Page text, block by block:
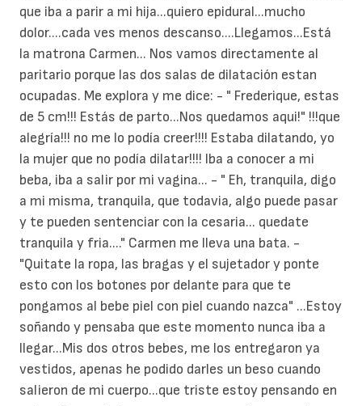
que iba a parir a mi hija...quiero epidural...mucho
dolor....cada ves menos descanso....Llegamos...Está
la matrona Carmen... Nos vamos directamente al
paritario porque las dos salas de dilatación estan
ocupadas. Me explora y me dice: - " Frederique, estas
de 5 cm!!! Estás de parto...Nos quedamos aqui!" !!!que
alegría!!! no me lo podía creer!!!! Estaba dilatando, yo
la mujer que no podía dilatar!!!! Iba a conocer a mi
beba, iba a salir por mi vagina... - " Eh, tranquila, digo
a mi misma, tranquila, que todavia, algo puede pasar
y te pueden sentenciar con la cesaria... quedate
tranquila y fria...." Carmen me lleva una bata. -
"Quitate la ropa, las bragas y el sujetador y ponte
esto con los botones por delante para que te
pongamos al bebe piel con piel cuando nazca" ...Estoy
soñando y pensaba que este momento nunca iba a
llegar...Mis dos otros bebes, me los entregaron ya
vestidos, apenas he podido darles un beso cuando
salieron de mi cuerpo...que triste estoy pensando en